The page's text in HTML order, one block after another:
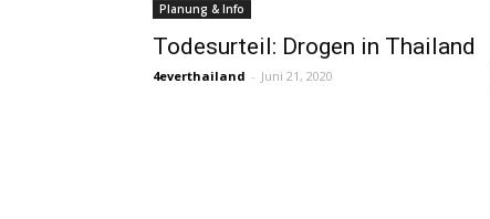
Planung & Info
Todesurteil: Drogen in Thailand
4everthailand - Juni 21, 2020